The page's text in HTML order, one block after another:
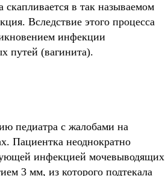
в так называемом
Вследствие этого процесса
инфекции
путей (вагинита).
педиатра с жалобами на
Пациентка неоднократно
инфекцией мочевыводящих
3 мм, из которого подтекала